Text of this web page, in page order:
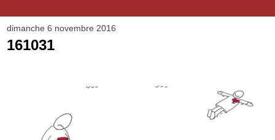
dimanche 6 novembre 2016
161031